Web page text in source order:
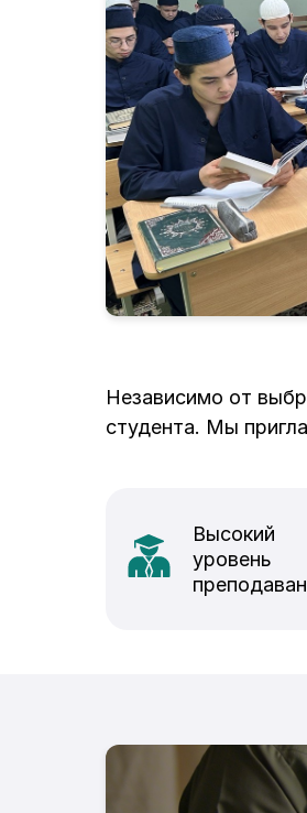
Независимо от
студента. Мы
Высокий
уровень